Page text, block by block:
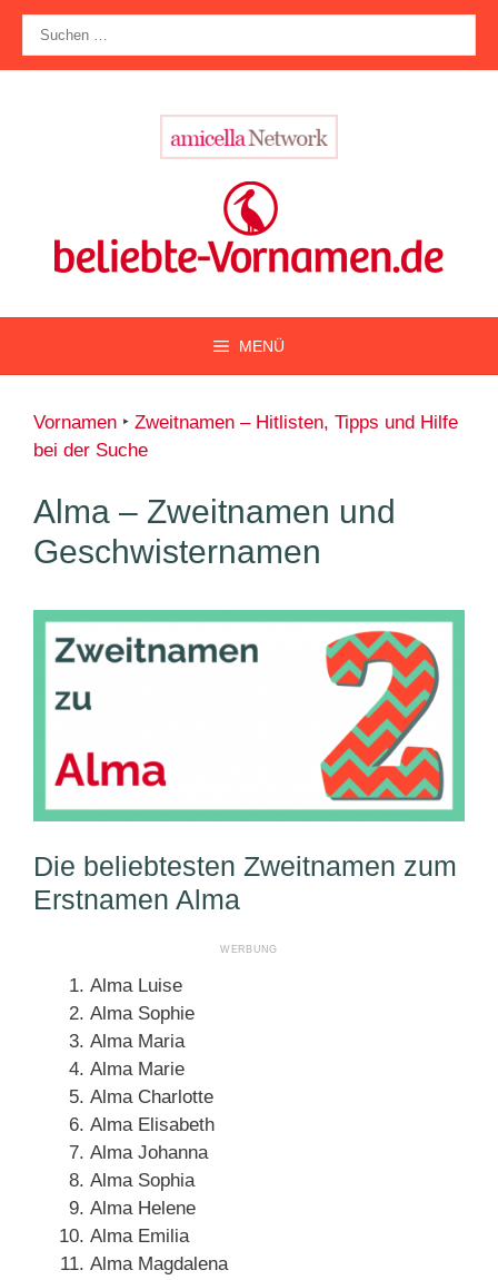
Zum
Inhalt
springen
nach:
MENÜ
Vornamen ‣ Zweitnamen – Hitlisten, Tipps und Hilfe
bei der Suche
Alma – Zweitnamen und
Geschwisternamen
Die beliebtesten Zweitnamen zum
Erstnamen Alma
Alma Luise
Alma Sophie
Alma Maria
Alma Marie
Alma Charlotte
Alma Elisabeth
Alma Johanna
Alma Sophia
Alma Helene
Alma Emilia
Alma Magdalena